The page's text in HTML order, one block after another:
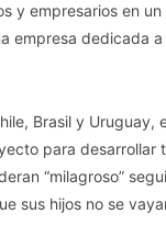
y empresarios en
empresa dedicada
Brasil y
para
“milagroso”
sus hijos no se